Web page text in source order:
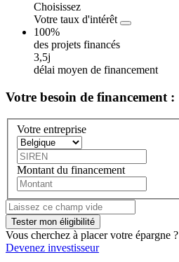
Choisissez
Votre taux d'intérêt
100%
des projets financés
3,5j
délai moyen de financement
Votre besoin de financement :
Votre entreprise
Montant du financement
Vous cherchez à placer votre épargne ?
Devenez investisseur